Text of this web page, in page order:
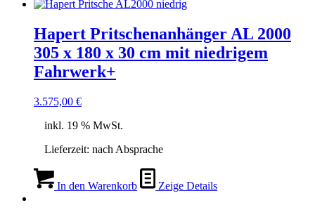
Hapert Pritschenanhänger AL 2000
305 x 180 x 30 cm mit niedrigem
Fahrwerk+
3.575,00 €
inkl. 19 % MwSt.
Lieferzeit: nach Absprache
In den Warenkorb Zeige Details